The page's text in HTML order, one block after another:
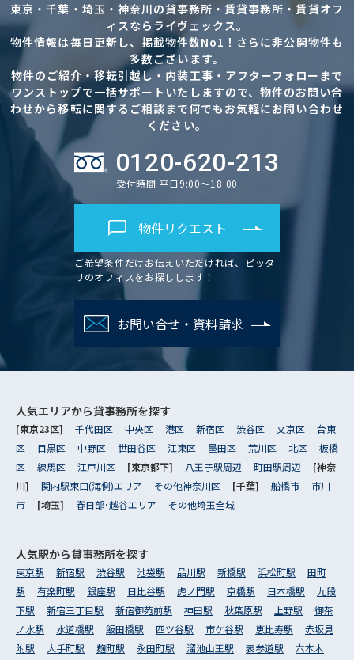
東京・千葉・埼玉・神奈川の貸事務所・賃貸事務所・賃貸オフ
ィスならライヴェックス。
物件情報は毎日更新し、掲載物件数No1！さらに非公開物件も
多数ございます。
物件のご紹介・移転引越し・内装工事・アフターフォローまで
ワンストップで一括サポートいたしますので、物件のお問い合
わせから移転に関するご相談まで何でもお気軽にお問い合わせ
ください。
0120-620-213
受付時間 平日9:00～18:00
物件リクエスト
ご希望条件だけお伝えいただければ、ピッタ
リのオフィスをお探しします！
お問い合せ・資料請求
人気エリアから貸事務所を探す
[東京23区] 千代田区 中央区 港区 新宿区 渋谷区 文京区
台東
区
目黒区 中野区 世田谷区 江東区 墨田区 荒川区 北区
板橋
区
練馬区 江戸川区 [東京都下] 八王子駅周辺 町田駅周辺
[神奈
川] 関内駅東口(海側)エリア その他神奈川区 [千葉] 船橋市
市川
市
[埼玉] 春日部･越谷エリア その他埼玉全域
人気駅から貸事務所を探す
東京駅 新宿駅 渋谷駅 池袋駅 品川駅 新橋駅 浜松町駅
田町
駅
有楽町駅 銀座駅 日比谷駅 虎ノ門駅 京橋駅 日本橋駅
九段
下駅
新宿三丁目駅 新宿御苑前駅 神田駅 秋葉原駅 上野駅
御茶
ノ水駅
水道橋駅 飯田橋駅 四ツ谷駅 市ケ谷駅 恵比寿駅
赤坂見
附駅
大手町駅 麹町駅 永田町駅 溜池山王駅 表参道駅 六本木